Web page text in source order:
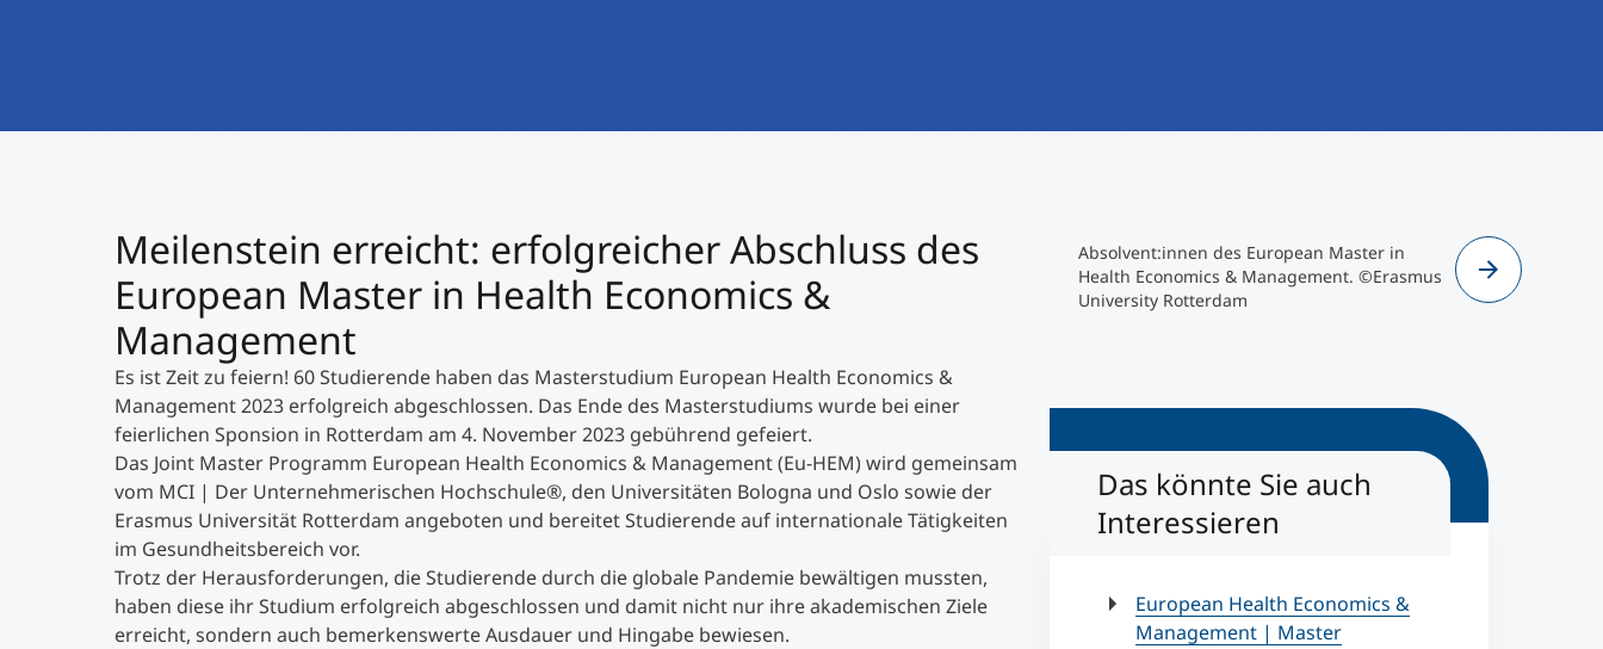
Masterclasses
Technische Weiterbildung
Maßgeschneiderte Programme
Studienberatung
Meilenstein erreicht: erfolgreicher Abschluss des
European Master in Health Economics &
Management
Es ist Zeit zu feiern! 60 Studierende haben das Masterstudium European Health Economics &
Management 2023 erfolgreich abgeschlossen. Das Ende des Masterstudiums wurde bei einer
feierlichen Sponsion in Rotterdam am 4. November 2023 gebührend gefeiert.
Das Joint Master Programm European Health Economics & Management (Eu-HEM) wird gemeinsam
vom MCI | Der Unternehmerischen Hochschule®, den Universitäten Bologna und Oslo sowie der
Erasmus Universität Rotterdam angeboten und bereitet Studierende auf internationale Tätigkeiten
im Gesundheitsbereich vor.
Trotz der Herausforderungen, die Studierende durch die globale Pandemie bewältigen mussten,
haben diese ihr Studium erfolgreich abgeschlossen und damit nicht nur ihre akademischen Ziele
erreicht, sondern auch bemerkenswerte Ausdauer und Hingabe bewiesen.
Absolvent:innen des European Master in
Health Economics & Management. ©Erasmus
University Rotterdam
Eu-HEM
Das könnte Sie auch
Interessieren
European Health Economics &
Management | Master